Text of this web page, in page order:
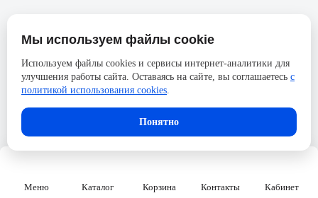
Меню Каталог Корзина Контакты Кабинет
Производитель
Серия
City9 Set
Номинальный ток
Напряжение, В
230
Количество полюсов
Пожалуйста, авторизуйтесь, чтобы иметь
возможность оставлять вопросы.
Представленные изображения и характеристики могут отличаться от реального
без предварительного уведомления. Компания АйДистрибьют не несёт
ответственности в случае не соответствия текущей модели товаров фотографиям,
размещённым в карточке товара.
Мы используем файлы cookie
Используем файлы cookies и сервисы интернет-аналитики для
улучшения работы сайта. Оставаясь на сайте, вы соглашаетесь с
политикой использования cookies.
Понятно